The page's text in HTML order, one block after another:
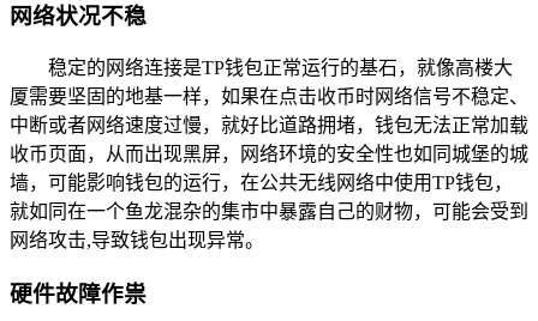
网络状况不稳
稳定的网络连接是TP钱包正常运行的基石，就像高楼大
厦需要坚固的地基一样，如果在点击收币时网络信号不稳定、
中断或者网络速度过慢，就好比道路拥堵，钱包无法正常加载
收币页面，从而出现黑屏，网络环境的安全性也如同城堡的城
墙，可能影响钱包的运行，在公共无线网络中使用TP钱包，
就如同在一个鱼龙混杂的集市中暴露自己的财物，可能会受到
网络攻击,导致钱包出现异常。
硬件故障作祟